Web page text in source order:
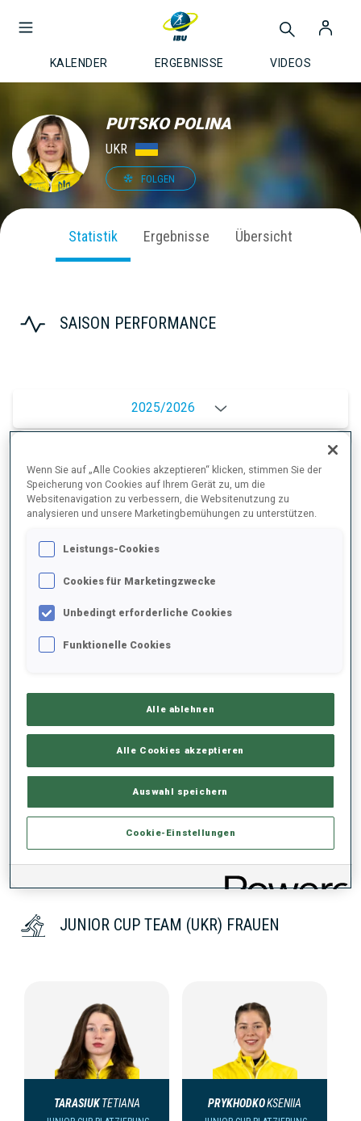
KALENDER ERGEBNISSE VIDEOS
PUTSKO POLINA
UKR
FOLGEN
Statistik Ergebnisse Übersicht
SAISON PERFORMANCE
2025/2026
PERFORMANCE
LIEGENDSCHIESSEN
STEHENDSCHIESSEN
PERFORMANCE TREND
KEINE DATEN VORHANDEN
JUNIOR CUP TEAM (UKR) FRAUEN
TARASIUK TETIANA PRYKHODKOKSENIIA
Wenn Sie auf „Alle Cookies akzeptieren“ klicken, stimmen Sie der
Speicherung von Cookies auf Ihrem Gerät zu, um die
Websitenavigation zu verbessern, die Websitenutzung zu
analysieren und unsere Marketingbemühungen zu unterstützen.
Leistungs-Cookies
Cookies für Marketingzwecke
Unbedingt erforderliche Cookies
Funktionelle Cookies
Alle ablehnen
Alle Cookies akzeptieren
Auswahl speichern
Cookie-Einstellungen